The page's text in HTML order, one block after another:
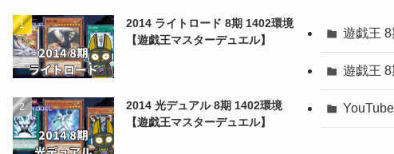
2014 ライトロード 8期 1402環境
【遊戯王マスターデュエル】
2014 光デュアル 8期 1402環境
【遊戯王マスターデュエル】
遊戯王
(76)
(19)
(67)
遊戯王